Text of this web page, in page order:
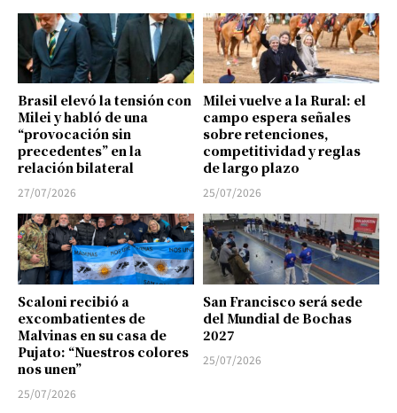
Brasil elevó la tensión con
Milei y habló de una
“provocación sin
precedentes” en la
relación bilateral
27/07/2026
Milei vuelve a la Rural: el
campo espera señales
sobre retenciones,
competitividad y reglas
de largo plazo
25/07/2026
Scaloni recibió a
excombatientes de
Malvinas en su casa de
Pujato: “Nuestros colores
nos unen”
25/07/2026
San Francisco será sede
del Mundial de Bochas
2027
25/07/2026